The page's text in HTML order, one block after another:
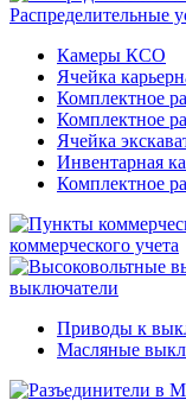
Распределительные
Камеры КСО
Ячейка
Комплектное
Комплектное
Ячейка
Инвентарная
Комплектное
коммерческого учета
выключатели
Приводы к
Масляные